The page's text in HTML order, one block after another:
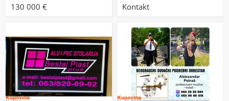
130 000 € Kontakt